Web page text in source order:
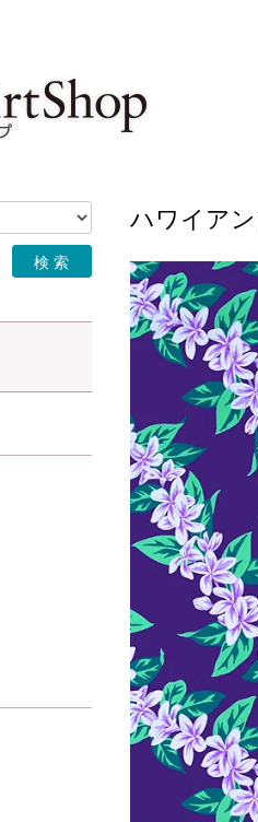
ハワイア